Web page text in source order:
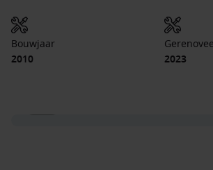
Bouwjaar
2010
2023